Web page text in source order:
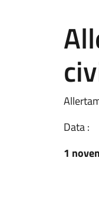
Data :
1